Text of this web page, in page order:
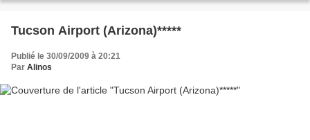
Tucson Airport (Arizona)*****
Publié le 30/09/2009 à 20:21
Par Alinos